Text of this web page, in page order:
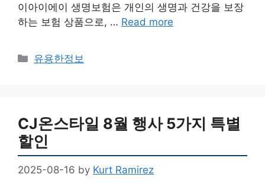
이아이에이 생명보험은 개인의 생명과 건강을 보장
하는 보험 상품으로, … Read more
Categories
유용한정보
CJ온스타일 8월 행사 5가지 특별
할인
2025-08-16 by Kurt Ramirez